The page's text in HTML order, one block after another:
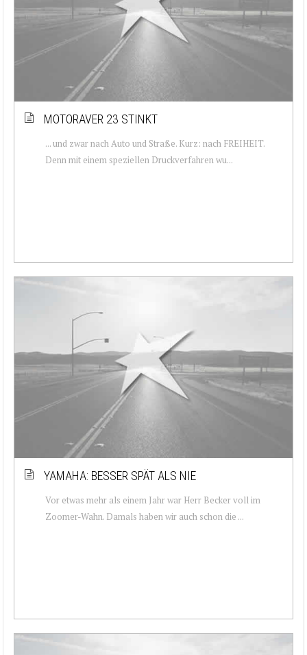
MOTORAVER 23 STINKT
... und zwar nach Auto und Straße. Kurz: nach FREIHEIT.
Denn mit einem speziellen Druckverfahren wu...
YAMAHA: BESSER SPÄT ALS NIE
Vor etwas mehr als einem Jahr war Herr Becker voll im
Zoomer-Wahn. Damals haben wir auch schon die ...